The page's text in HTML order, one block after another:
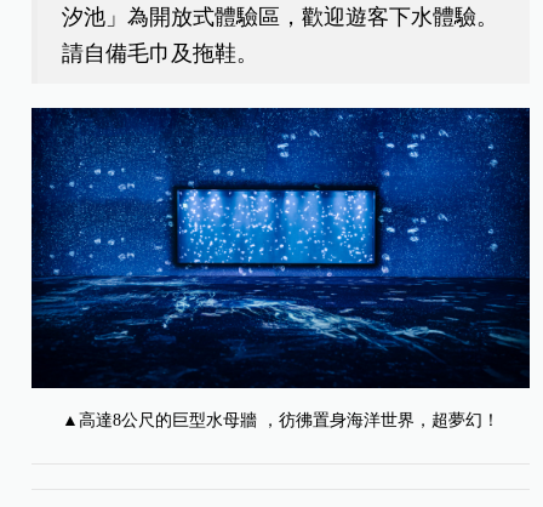
汐池」為開放式體驗區，歡迎遊客下水體驗。
請自備毛巾及拖鞋。
▲高達8公尺的巨型水母牆 ，彷彿置身海洋世界，超夢幻！